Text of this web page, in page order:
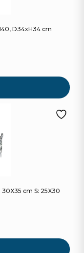
D34xH34 cm
cm S: 25X30